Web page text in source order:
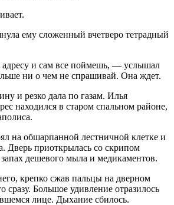
ему сложенный вчетверо тетрадный
и сам все поймешь, — услышал
ни о чем не спрашивай. Она ждет.
и резко дала по газам. Илья
находился в старом спальном районе,
на обшарпанной лестничной клетке и
Дверь приоткрылась со скрипом
дешевого мыла и медикаментов.
крепко сжав пальцы на дверном
сразу. Большое удивление отразилось
лице. Дыхание сбилось.